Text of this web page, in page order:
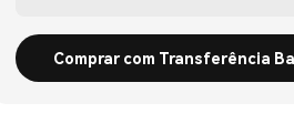
Comprar com Transferência